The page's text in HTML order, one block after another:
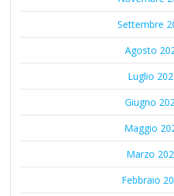
Settembre
Agosto
Luglio
Giugno
Maggio
Marzo
Febbraio